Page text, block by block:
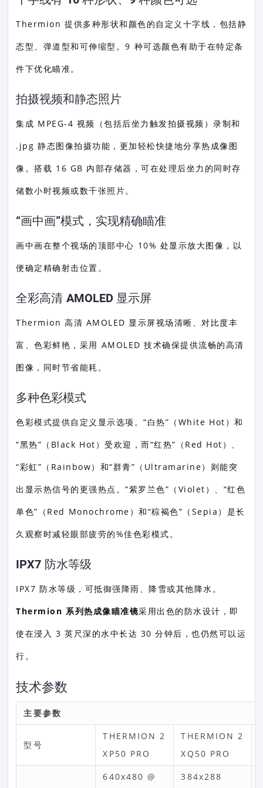
Thermion 提供多种形状和颜色的自定义十字线，包括静
态型、弹道型和可伸缩型。9 种可选颜色有助于在特定条
件下优化瞄准。
拍摄视频和静态照片
集成 MPEG-4 视频（包括后坐力触发拍摄视频）录制和
.jpg 静态图像拍摄功能，更加轻松快捷地分享热成像图
像。搭载 16 GB 内部存储器，可在处理后坐力的同时存
储数小时视频或数千张照片。
“画中画”模式，实现精确瞄准
画中画在整个视场的顶部中心 10% 处显示放大图像，以
便确定精确射击位置。
全彩高清 AMOLED 显示屏
Thermion 高清 AMOLED 显示屏视场清晰、对比度丰
富、色彩鲜艳，采用 AMOLED 技术确保提供流畅的高清
图像，同时节省能耗。
多种色彩模式
色彩模式提供自定义显示选项。“白热”（White Hot）和
“黑热”（Black Hot）受欢迎，而“红热”（Red Hot）、
“彩虹”（Rainbow）和“群青”（Ultramarine）则能突
出显示热信号的更强热点。“紫罗兰色”（Violet）、“红色
单色”（Red Monochrome）和“棕褐色”（Sepia）是长
久观察时减轻眼部疲劳的%佳色彩模式。
IPX7 防水等级
IPX7 防水等级，可抵御强降雨、降雪或其他降水。
Thermion 系列热成像瞄准镜采用出色的防水设计，即
使在浸入 3 英尺深的水中长达 30 分钟后，也仍然可以运
行。
技术参数
主要参数
型号
THERMION 2
XP50 PRO
THERMION 2
XQ50 PRO
640x480 @
384x288